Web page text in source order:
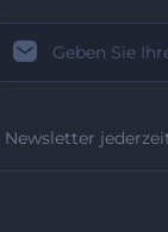
Newsletter